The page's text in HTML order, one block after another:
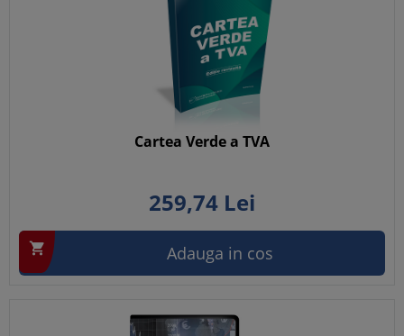
Cartea Verde a TVA
259,74 Lei
 Adauga in cos